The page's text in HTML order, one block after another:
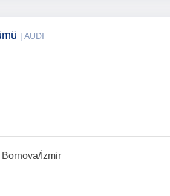
| AUDI
İzmir